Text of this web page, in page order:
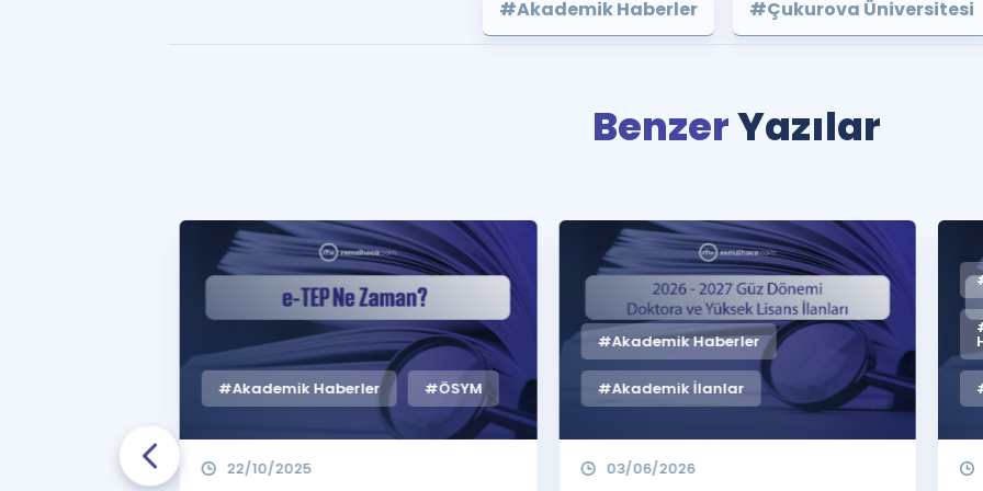
#Akademik Haberler #Çukurova Üniversitesi
BenzerYazılar
#Akademik Haberler #ÖSYM
22/10/2025
#Akademik Haberler
#Akademik İlanlar
03/06/2026